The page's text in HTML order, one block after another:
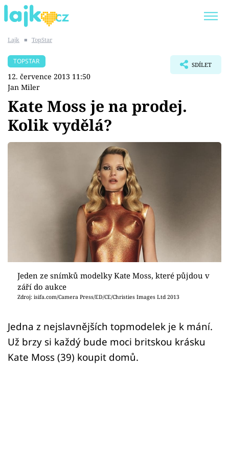
SHOPAHOLICADEL
Témata
Sledujte prima+
Sledujte nás
Lajk ■ TopStar
TOPSTAR
12. července 2013 11:50
Jan Miler
SDÍLET
Kate Moss je na prodej.
Kolik vydělá?
Jeden ze snímků modelky Kate Moss, které půjdou v
září do aukce
Zdroj: isifa.com/Camera Press/ED/CE/Christies Images Ltd 2013
Jedna z nejslavnějších topmodelek je k mání.
Už brzy si každý bude moci britskou krásku
Kate Moss (39) koupit domů.